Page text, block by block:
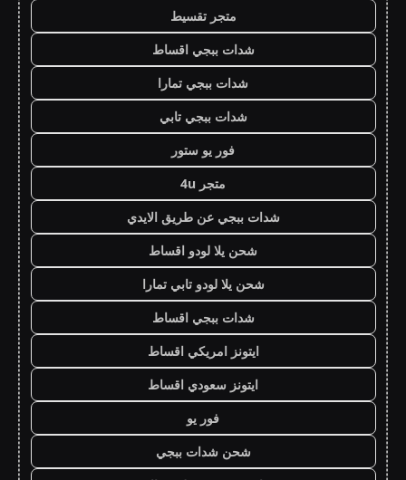
متجر تقسيط
شدات ببجي اقساط
شدات ببجي تمارا
شدات ببجي تابي
فور يو ستور
متجر 4u
شدات ببجي عن طريق الايدي
شحن يلا لودو اقساط
شحن يلا لودو تابي تمارا
شدات ببجي اقساط
ايتونز امريكي اقساط
ايتونز سعودي اقساط
فور يو
شحن شدات ببجي